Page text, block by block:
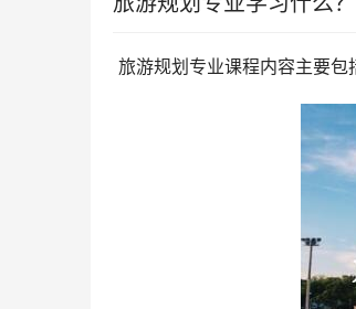
旅游规划专业课程内容主要包